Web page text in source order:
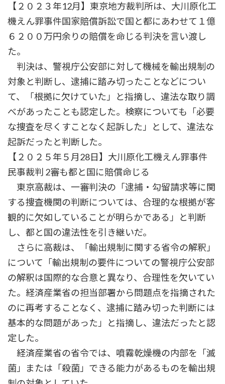
【２０２３年12月】東京地方裁判所は、大川原化工
機えん罪事件国家賠償訴訟で国と都にあわせて１億
６２００万円余りの賠償を命じる判決を言い渡し
た。
判決は、警視庁公安部に対して機械を輸出規制の
対象と判断し、逮捕に踏み切ったことなどについ
て、「根拠に欠けていた」と指摘し、違法な取り調
べがあったことも認定した。検察についても「必要
な捜査を尽くすことなく起訴した」として、違法な
起訴だったと判断した。
【２０２５年５月28日】大川原化工機えん罪事件
民事裁判 2審も都と国に賠償命じる
東京高裁は、一審判決の「逮捕・勾留請求等に関
する捜査機関の判断については、合理的な根拠が客
観的に欠如していることが明らかである」と判断
し、都と国の違法性を引き継いだ。
さらに高裁は、「輸出規制に関する省令の解釈」
について「輸出規制の要件についての警視庁公安部
の解釈は国際的な合意と異なり、合理性を欠いてい
た。経済産業省の担当部署から問題点を指摘された
のに再考することなく、逮捕に踏み切った判断には
基本的な問題があった」と指摘し、違法だったと認
定した。
経済産業省の省令では、噴霧乾燥機の内部を「滅
菌」または「殺菌」できる能力があるものを輸出規